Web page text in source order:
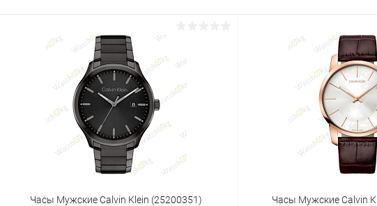
Часы Мужские Calvin Klein (25200351) Часы Мужские Calvin